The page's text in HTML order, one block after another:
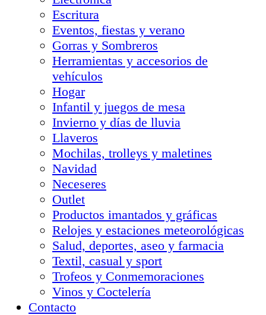
Escritura
Eventos, fiestas y verano
Gorras y Sombreros
Herramientas y accesorios de
vehículos
Hogar
Infantil y juegos de mesa
Invierno y días de lluvia
Llaveros
Mochilas, trolleys y maletines
Navidad
Neceseres
Outlet
Productos imantados y gráficas
Relojes y estaciones meteorológicas
Salud, deportes, aseo y farmacia
Textil, casual y sport
Trofeos y Conmemoraciones
Vinos y Coctelería
Contacto